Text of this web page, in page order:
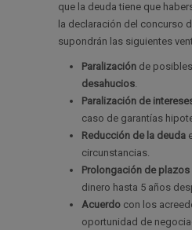
que la deuda tiene que
la declaración del concurso
supondrán las siguientes
Paralización de posibles
desahucios.
Paralización de
caso de garantías
Reducción de la deuda
circunstancias.
Prolongación de plazos
dinero hasta 5 años
Acuerdo con los
oportunidad de